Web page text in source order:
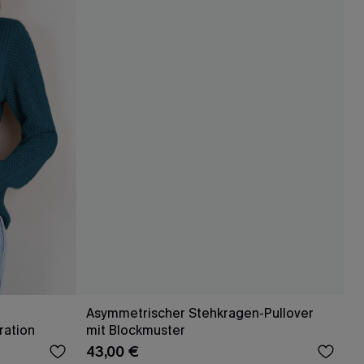
Asymmetrischer Stehkragen-Pullover
mit Blockmuster
43,00 €